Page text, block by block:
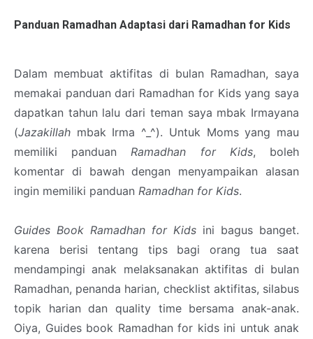
Panduan Ramadhan Adaptasi dari Ramadhan for Kids
Dalam membuat aktifitas di bulan Ramadhan, saya
memakai panduan dari Ramadhan for Kids yang saya
dapatkan tahun lalu dari teman saya mbak Irmayana
(Jazakillah mbak Irma ^_^). Untuk Moms yang mau
memiliki panduan Ramadhan for Kids, boleh
komentar di bawah dengan menyampaikan alasan
ingin memiliki panduan Ramadhan for Kids.
Guides Book Ramadhan for Kids ini bagus banget.
karena berisi tentang tips bagi orang tua saat
mendampingi anak melaksanakan aktifitas di bulan
Ramadhan, penanda harian, checklist aktifitas, silabus
topik harian dan quality time bersama anak-anak.
Oiya, Guides book Ramadhan for kids ini untuk anak